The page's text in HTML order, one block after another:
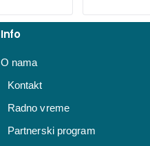
Info
O nama
Kontakt
Radno vreme
Partnerski program